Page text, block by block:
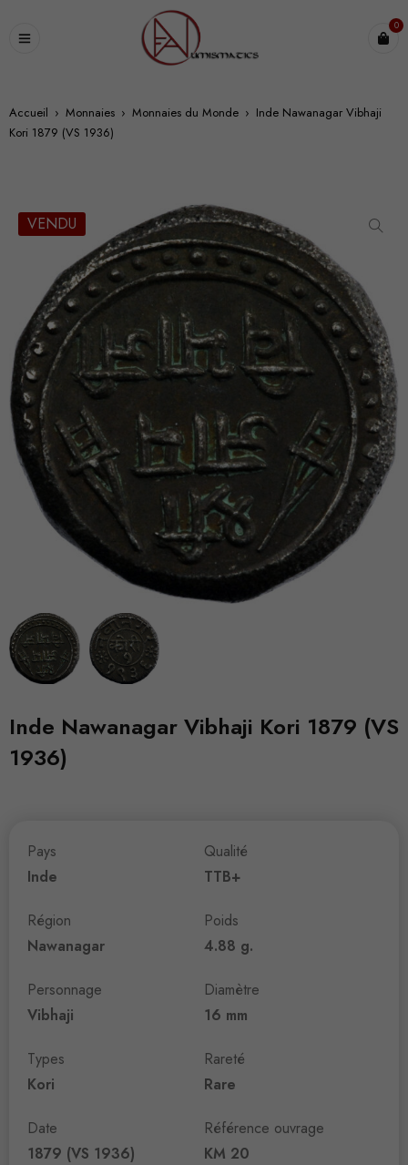
0
Accueil › Monnaies › Monnaies du Monde › Inde Nawanagar Vibhaji
Kori 1879 (VS 1936)
VENDU
Inde Nawanagar Vibhaji Kori 1879 (VS
1936)
Pays
Inde
Région
Nawanagar
Personnage
Vibhaji
Types
Kori
Date
1879 (VS 1936)
Qualité
TTB+
Poids
4.88 g.
Diamètre
16 mm
Rareté
Rare
Référence ouvrage
KM 20